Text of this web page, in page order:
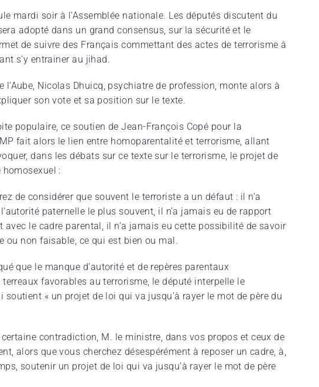
mardi soir à l’Assemblée nationale. Les députés discutent du
adopté dans un grand consensus, sur la sécurité et le
de suivre des Français commettant des actes de terrorisme à
s’y entrainer au jihad.
l’Aube, Nicolas Dhuicq, psychiatre de profession, monte alors à
son vote et sa position sur le texte.
populaire, ce soutien de Jean-François Copé pour la
fait alors le lien entre homoparentalité et terrorisme, allant
dans les débats sur ce texte sur le terrorisme, le projet de
:
de considérer que souvent le terroriste a un défaut : il n’a
paternelle le plus souvent, il n’a jamais eu de rapport
avec le cadre parental, il n’a jamais eu cette possibilité de savoir
ou non faisable, ce qui est bien ou mal.
que le manque d’autorité et de repères parentaux
favorables au terrorisme, le député interpelle le
soutient « un projet de loi qui va jusqu’à rayer le mot de père du
certaine contradiction, M. le ministre, dans vos propos et ceux de
alors que vous cherchez désespérément à reposer un cadre, à,
soutenir un projet de loi qui va jusqu’à rayer le mot de père